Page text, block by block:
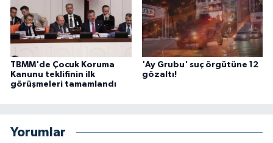
TBMM'de Çocuk Koruma
Kanunu teklifinin ilk
görüşmeleri tamamlandı
'Ay Grubu' suç örgütüne 12
gözaltı!
Yorumlar